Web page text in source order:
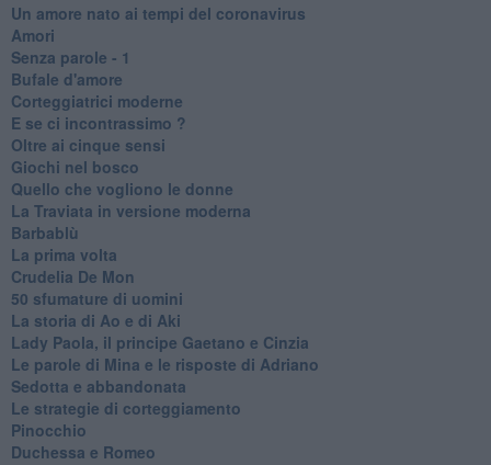
Un amore nato ai tempi del coronavirus
Amori
Senza parole - 1
Bufale d'amore
Corteggiatrici moderne
E se ci incontrassimo ?
Oltre ai cinque sensi
Giochi nel bosco
Quello che vogliono le donne
La Traviata in versione moderna
Barbablù
La prima volta
Crudelia De Mon
50 sfumature di uomini
La storia di Ao e di Aki
Lady Paola, il principe Gaetano e Cinzia
Le parole di Mina e le risposte di Adriano
Sedotta e abbandonata
Le strategie di corteggiamento
Pinocchio
Duchessa e Romeo